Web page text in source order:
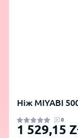
Ніж MIYABI
0
1 529,15